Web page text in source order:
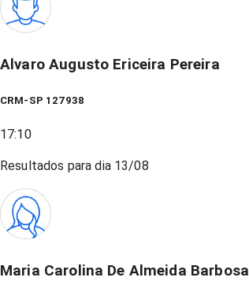
Alvaro Augusto Ericeira Pereira
CRM-SP 127938
17:10
Resultados para dia 13/08
Maria Carolina De Almeida Barbosa